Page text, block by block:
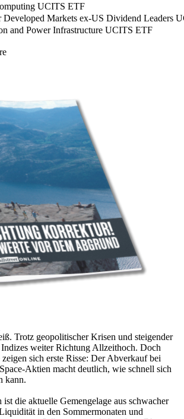
UCITS ETF
Developed Markets ex-US Dividend Leaders
and Power Infrastructure UCITS ETF
Trotz geopolitischer Krisen und steigender
weiter Richtung Allzeithoch. Doch
sich erste Risse: Der Abverkauf bei
Aktien macht deutlich, wie schnell sich
kann.
die aktuelle Gemengelage aus schwacher
in den Sommermonaten und